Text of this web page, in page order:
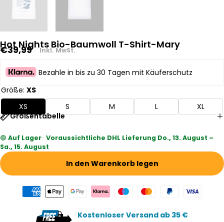
Hot Nights Bio-Baumwoll T-Shirt-Mary
Regulärer
€39,99 Inkl. MwSt.
Bezahle in bis zu 30 Tagen mit Käuferschutz
Größe: XS
XS
S M L
XL
Größentabelle
🟢 Auf Lager · Voraussichtliche DHL Lieferung Do., 13. August –
Sa., 15. August
In den Warenkorb legen
Kostenloser Versand ab 35 €